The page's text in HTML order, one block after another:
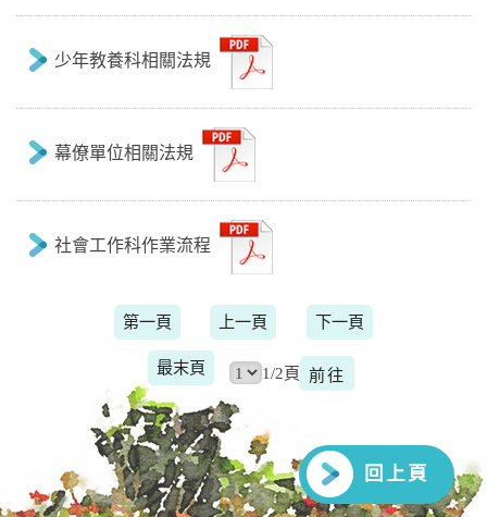
少年教養科相關法規
幕僚單位相關法規
社會工作科作業流程
第一頁 上一頁 下一頁
最末頁 1/2頁
回上頁